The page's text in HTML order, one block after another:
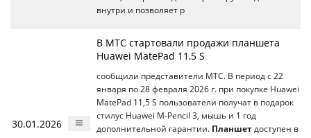
внутри и позволяет р
30.01.2026
В МТС стартовали продажи планшета
Huawei MatePad 11,5 S
сообщили представители МТС. В период с 22
января по 28 февраля 2026 г. при покупке Huawei
MatePad 11,5 S пользователи получат в подарок
стилус Huawei M-Pencil 3, мышь и 1 год
дополнительной гарантии. Планшет доступен в